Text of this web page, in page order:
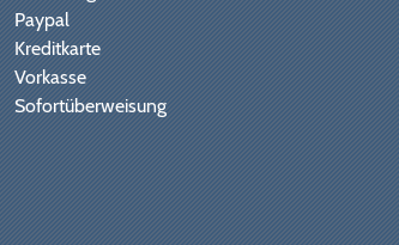
Paypal
Kreditkarte
Vorkasse
Sofortüberweisung